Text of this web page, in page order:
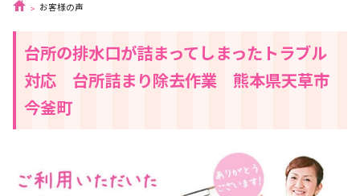
お客様の声
台所の排水口が詰まってしまったトラブル
対応 台所詰まり除去作業 熊本県天草市
今釜町